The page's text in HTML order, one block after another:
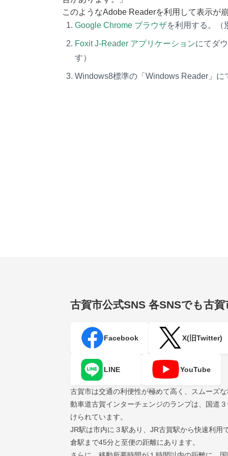
このようなAdobe Readerを利用して表示が
Google Chrome ブラウザを利用する。（
Foxit J-Reader アプリケーションにてダ
す）
Windows8標準の「Windows Reader」
古賀市公式SNS 各SNSでも古
Facebook X(旧Twitter)
LINE YouTube
古賀市は交通の利便性が極めて高く、スムーズ
動車道古賀インターチェンジのランプは、国道
けられています。
JR駅は市内に３駅あり、JR古賀駅から快速利用
倉駅まで45分と至便の距離にあります。